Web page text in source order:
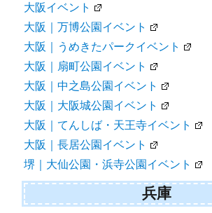
大阪イベント
大阪｜万博公園イベント
大阪｜うめきたパークイベント
大阪｜扇町公園イベント
大阪｜中之島公園イベント
大阪｜大阪城公園イベント
大阪｜てんしば・天王寺イベント
大阪｜長居公園イベント
堺｜大仙公園・浜寺公園イベント
兵庫